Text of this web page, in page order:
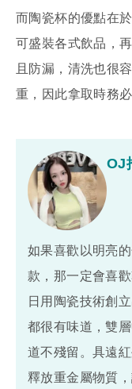
而陶瓷杯的優點在
可盛裝各式飲品，
且防漏，清洗也很
重，因此拿取時務
OJ
如果喜歡以明亮
款，那一定會喜
日用陶瓷技術創
都很有味道，雙
道不殘留。具遠
釋放重金屬物質